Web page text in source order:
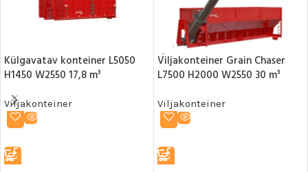
Külgavatav konteiner L5050
H1450 W2550 17,8 m³
Viljakonteiner
Viljakonteiner Grain Chaser
L7500 H2000 W2550 30 m³
Viljakonteiner